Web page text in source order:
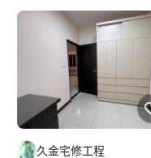
久金宅修工程